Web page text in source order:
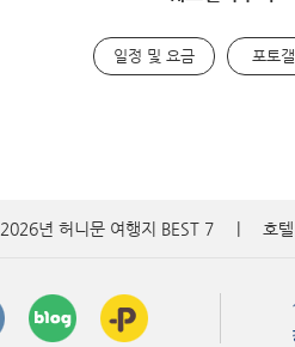
일정 및 요금 포토
2026년 허니문 여행지 BEST 7 호